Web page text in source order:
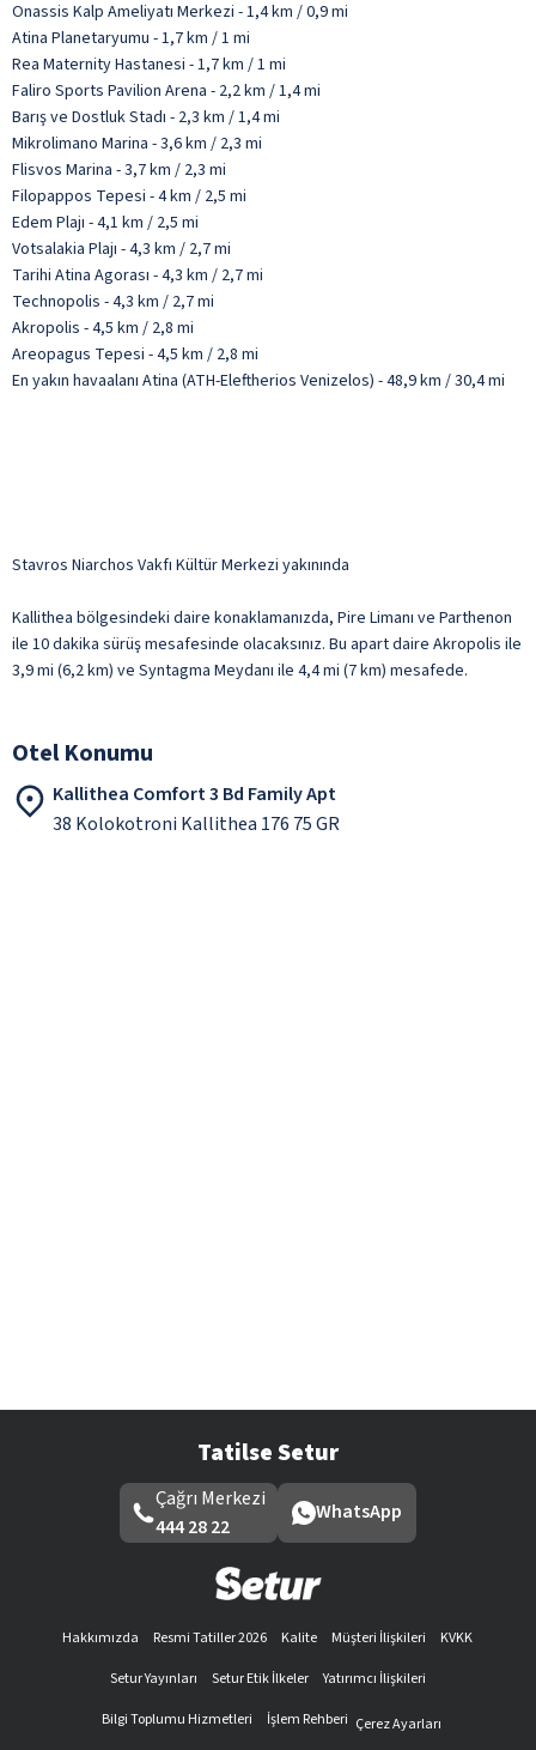
Onassis Kalp Ameliyatı Merkezi - 1,4 km / 0,9 mi
Atina Planetaryumu - 1,7 km / 1 mi
Rea Maternity Hastanesi - 1,7 km / 1 mi
Faliro Sports Pavilion Arena - 2,2 km / 1,4 mi
Barış ve Dostluk Stadı - 2,3 km / 1,4 mi
Mikrolimano Marina - 3,6 km / 2,3 mi
Flisvos Marina - 3,7 km / 2,3 mi
Filopappos Tepesi - 4 km / 2,5 mi
Edem Plajı - 4,1 km / 2,5 mi
Votsalakia Plajı - 4,3 km / 2,7 mi
Tarihi Atina Agorası - 4,3 km / 2,7 mi
Technopolis - 4,3 km / 2,7 mi
Akropolis - 4,5 km / 2,8 mi
Areopagus Tepesi - 4,5 km / 2,8 mi
En yakın havaalanı Atina (ATH-Eleftherios Venizelos) - 48,9 km / 30,4 mi
Stavros Niarchos Vakfı Kültür Merkezi yakınında
Kallithea bölgesindeki daire konaklamanızda, Pire Limanı ve Parthenon
ile 10 dakika sürüş mesafesinde olacaksınız. Bu apart daire Akropolis ile
3,9 mi (6,2 km) ve Syntagma Meydanı ile 4,4 mi (7 km) mesafede.
Otel Konumu
Kallithea Comfort 3 Bd Family Apt
38 Kolokotroni Kallithea 176 75 GR
Tatilse Setur
Çağrı Merkezi
444 28 22
WhatsApp
Hakkımızda Resmi Tatiller 2026 Kalite Müşteri İlişkileri
KVKK
Setur Yayınları
Setur Etik İlkeler
Yatırımcı İlişkileri
Bilgi Toplumu Hizmetleri
İşlem Rehberi Çerez Ayarları